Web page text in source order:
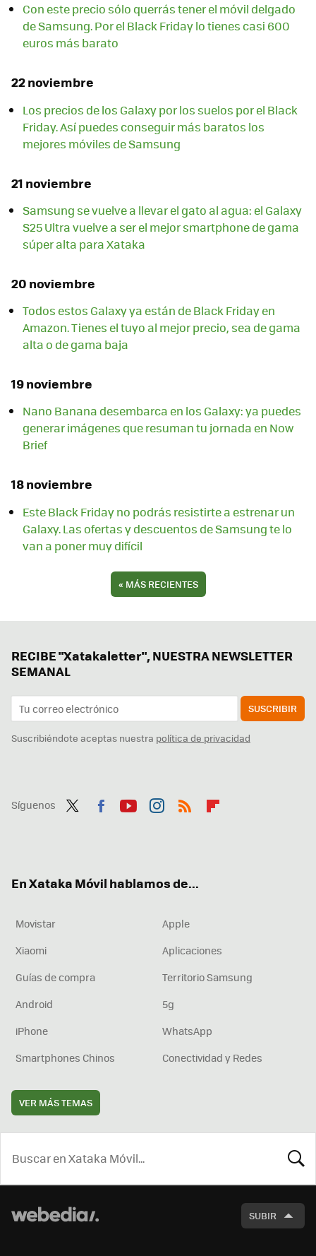
Con este precio sólo querrás tener el móvil delgado
de Samsung. Por el Black Friday lo tienes casi 600
euros más barato
22 noviembre
Los precios de los Galaxy por los suelos por el Black
Friday. Así puedes conseguir más baratos los
mejores móviles de Samsung
21 noviembre
Samsung se vuelve a llevar el gato al agua: el Galaxy
S25 Ultra vuelve a ser el mejor smartphone de gama
súper alta para Xataka
20 noviembre
Todos estos Galaxy ya están de Black Friday en
Amazon. Tienes el tuyo al mejor precio, sea de gama
alta o de gama baja
19 noviembre
Nano Banana desembarca en los Galaxy: ya puedes
generar imágenes que resuman tu jornada en Now
Brief
18 noviembre
Este Black Friday no podrás resistirte a estrenar un
Galaxy. Las ofertas y descuentos de Samsung te lo
van a poner muy difícil
« MÁS RECIENTES
RECIBE "Xatakaletter", NUESTRA NEWSLETTER
SEMANAL
SUSCRIBIR
Suscribiéndote aceptas nuestra política de privacidad
Síguenos
En Xataka Móvil hablamos de...
Movistar
Apple
Xiaomi
Aplicaciones
Guías de compra
Territorio Samsung
Android
5g
iPhone
WhatsApp
Smartphones Chinos
Conectividad y Redes
VER MÁS TEMAS
SUBIR